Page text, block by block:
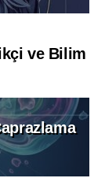
ve Bilim